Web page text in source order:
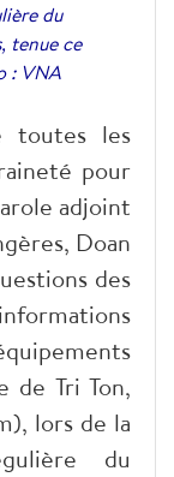
du
tenue ce
: VNA
toutes les
pour
adjoint
Doan
des
de Tri Ton,
lors de la
du